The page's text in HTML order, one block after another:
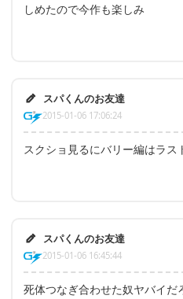
しめたので今作も楽しみ
スパくんのお友達
2015-01-06 17:06:24
スクショ見るにバリー編はラス
スパくんのお友達
2015-01-06 16:45:44
死体つなぎ合わせた奴ヤバイだ